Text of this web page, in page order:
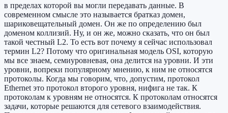
в пределах которой вы могли передавать данные. В
современном смысле это называется братказ домен,
шариковещательный домен. Он же по определению был
доменом коллизий. Ну, и он же, можно сказать, что он был
такой честный L2. То есть вот почему я сейчас использовал
термин L2? Потому что оригинальная модель OSI, которую
мы все знаем, семиуровневая, она делится на уровни. И эти
уровни, вопреки популярному мнению, к ним не относятся
протоколы. Когда мы говорим, что, допустим, протокол
Ethernet это протокол второго уровня, нифига не так. К
протоколам к уровням не относятся. К протоколам относятся
задачи, которые решаются для сетевого взаимодействия.